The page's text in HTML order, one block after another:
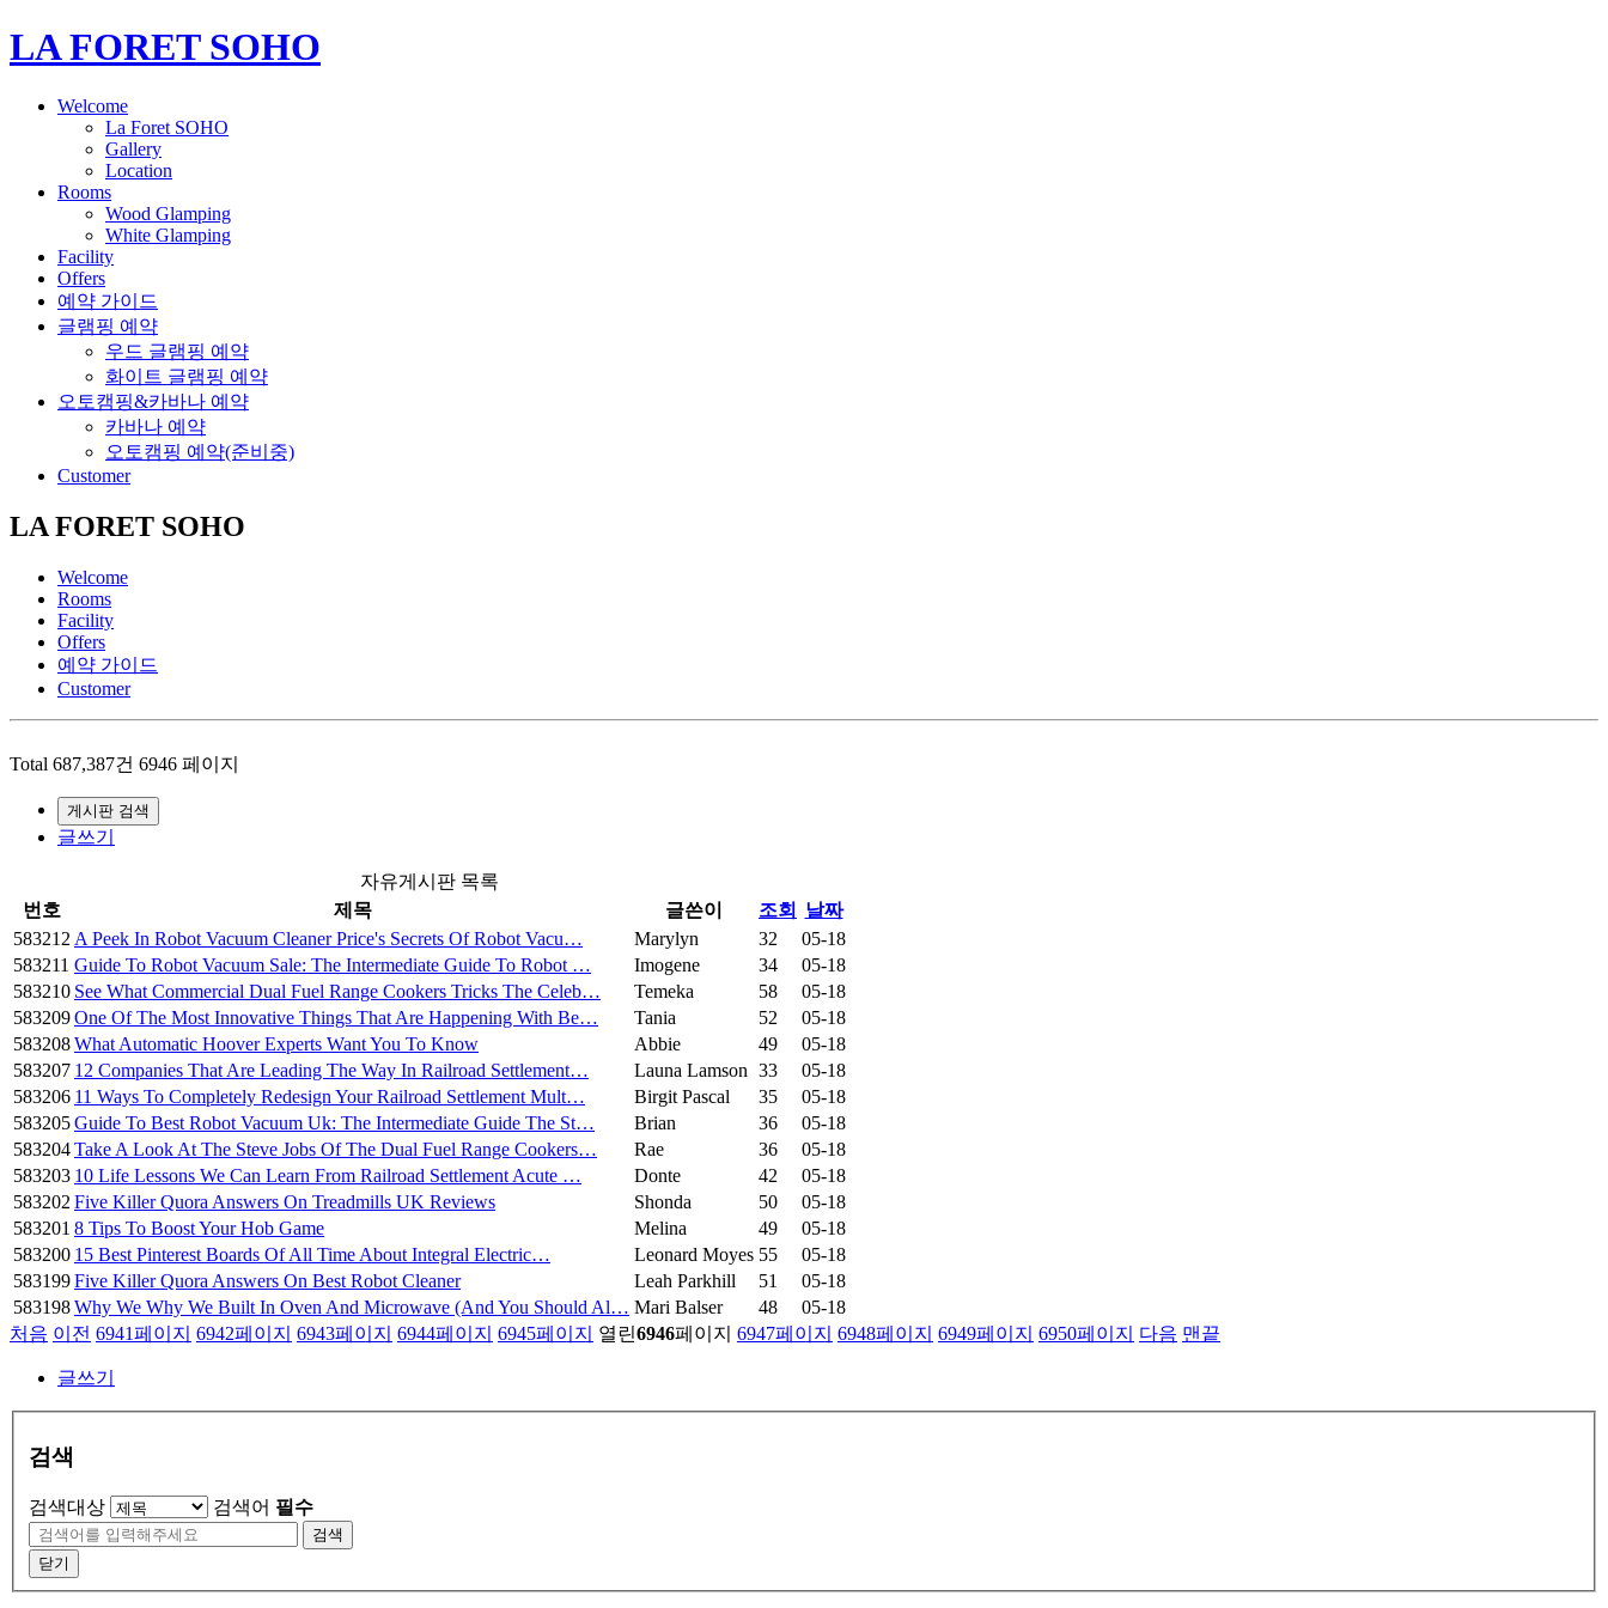
LA FORET SOHO
Welcome
La Foret SOHO
Gallery
Location
Rooms
Wood Glamping
White Glamping
Facility
Offers
예약 가이드
글램핑 예약
우드 글램핑 예약
화이트 글램핑 예약
오토캠핑&카바나 예약
카바나 예약
오토캠핑 예약(준비중)
Customer
LA FORET SOHO
Welcome
Rooms
Facility
Offers
예약 가이드
Customer
Total 687,387건 6946 페이지
게시판 검색
글쓰기
자유게시판 목록
번호
제목 글쓴이 조회
날짜
583212 A Peek In Robot Vacuum Cleaner Price's Secrets Of Robot Vacu… Marylyn 32
05-18
583211 Guide To Robot Vacuum Sale: The Intermediate Guide To Robot … Imogene 34
05-18
583210 See What Commercial Dual Fuel Range Cookers Tricks The Celeb… Temeka 58
05-18
583209One Of The Most Innovative Things That Are Happening With Be… Tania 52
05-18
583208What Automatic Hoover Experts Want You To Know Abbie 49
05-18
583207 12 Companies That Are Leading The Way In Railroad Settlement… Launa Lamson 33
05-18
583206 11 Ways To Completely Redesign Your Railroad Settlement Mult… Birgit Pascal 35
05-18
583205Guide To Best Robot Vacuum Uk: The Intermediate Guide The St… Brian 36
05-18
583204Take A Look At The Steve Jobs Of The Dual Fuel Range Cookers… Rae 36
05-18
583203 10 Life Lessons We Can Learn From Railroad Settlement Acute … Donte 42
05-18
583202 Five Killer Quora Answers On Treadmills UK Reviews Shonda 50
05-18
583201 8 Tips To Boost Your Hob Game Melina 49
05-18
583200 15 Best Pinterest Boards Of All Time About Integral Electric… Leonard Moyes 55
05-18
583199Five Killer Quora Answers On Best Robot Cleaner Leah Parkhill 51
05-18
583198Why We Why We Built In Oven And Microwave (And You Should Al… Mari Balser 48
05-18
처음 이전 6941페이지 6942페이지 6943페이지 6944페이지 6945페이지 열린6946페이지 6947페이지 6948페이지 6949페이지 6950페이지 다음 맨끝
글쓰기
검색
검색대상 검색어 필수
검색
닫기